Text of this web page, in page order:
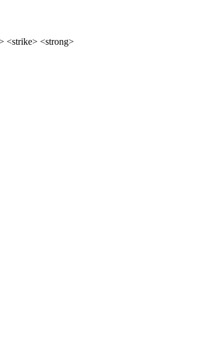
<strike> <strong>